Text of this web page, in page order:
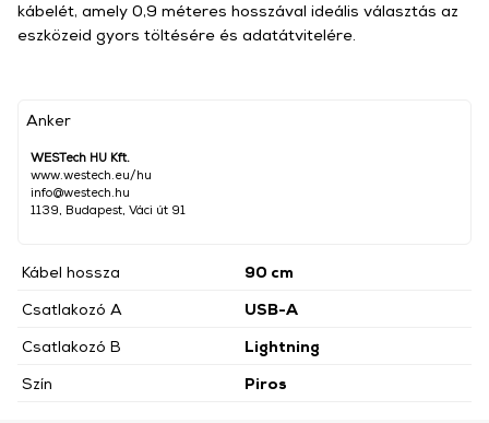
Anker
WESTech HU Kft.
www.westech.eu/hu
info@westech.hu
1139, Budapest, Váci út 91
Kábel hossza
90 cm
Csatlakozó A
USB-A
Csatlakozó B
Lightning
Szín
Piros
kábelét, amely 0,9 méteres hosszával ideális választás az
eszközeid gyors töltésére és adatátvitelére.